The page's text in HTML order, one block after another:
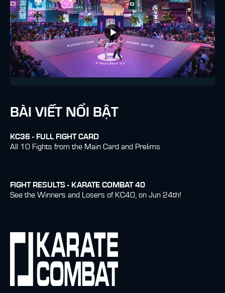
BÀI VIẾT NỔI BẬT
KC36 - FULL FIGHT CARD
All 10 Fights from the Main Card and Prelims
FIGHT RESULTS - KARATE COMBAT 40
See the Winners and Losers of KC40, on Jun 24th!